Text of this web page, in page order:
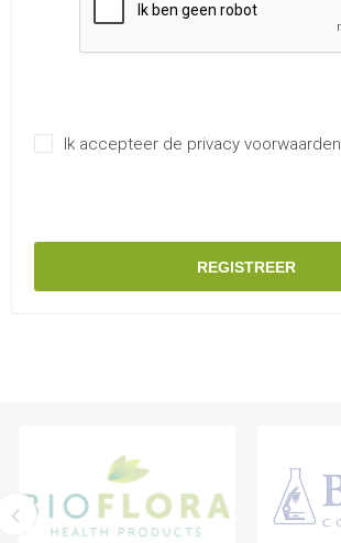
Ik accepteer de privacy voorwaarden
REGISTREER